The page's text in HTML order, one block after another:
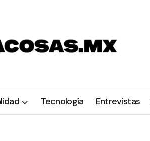
Tecnología Entrevistas